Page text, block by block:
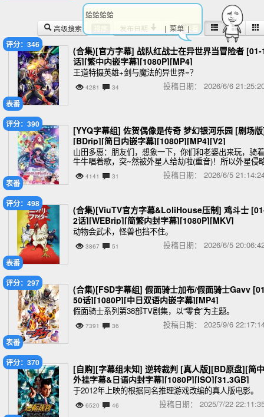
高级搜索 排序 发布日期 查看
表番
评分：346
(合集)[官方字幕] 战队红战士在异世界当冒险者 [01-
话][繁中内嵌字幕][1080P][MP4]
王道特摄英雄+剑与魔法的异世界=？
4281 34 投稿日期： 2026/6/6
表番
评分：390
[YYQ字幕组] 佐贺偶像是传奇 梦幻银河乐园 [剧场
[BDrip][简日内嵌字幕][1080P][MP4][V2]
山田多惠：朋友们，想象一下，你们和老婆出来玩，骑着
牛牛唱着歌，突~然被外星人给劫啦(重音)！所以外星侵
者必须要剿，不剿不行！没有外星人来搞我们的日子，才
是好日子(破音)！
4141 31 投稿日期： 2026/6/5
表番
评分：498
(合集)[ViuTV官方字幕&LoliHouse压制] 鸡斗士
2话][WEBrip][简繁内封字幕][1080P][MKV]
动物会武术，怪兽也挡不住。
3867 51 投稿日期： 2026/6/5
表番
评分：297
(合集)[FSD字幕组] 假面骑士加布/假面骑士Gavv
50话][1080P][中日双语内嵌字幕][MP4]
假面骑士系列第38部TV剧集，以“零食”为主题。
7391 36 投稿日期： 2025/9/6
评分：370
[自购][字幕组未知] 逆转裁判 [真人版][BD原盘][简中
外挂字幕&日语内封字幕][1080P][ISO][31.3GB]
于2012年上映的根据同名推理游戏改编的真人版电影。
6520 46 投稿日期： 2025/7/22
蛤蛤蛤蛤
| 菜单 |